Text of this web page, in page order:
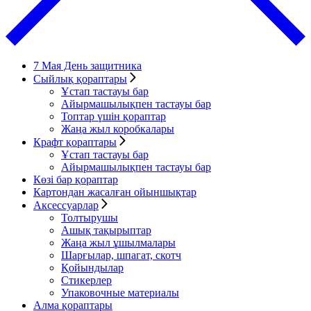
7 Мая День защитника
Сыйлық қораптары
Ұстап тастауы бар
Айырмашылықпен тастауы бар
Топтар үшін қораптар
Жаңа жыл коробкалары
Крафт қораптары
Ұстап тастауы бар
Айырмашылықпен тастауы бар
Көзі бар қораптар
Картондан жасалған ойыншықтар
Аксессуарлар
Толтырушы
Ашық тақырыптар
Жаңа жыл ұшылмалары
Шарғылар, шпагат, скотч
Қойындылар
Стикерлер
Упаковочные материалы
Алма қораптары